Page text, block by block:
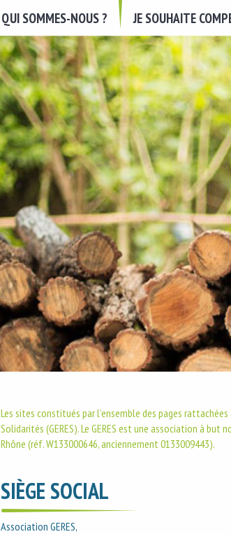
QUI SOMMES-NOUS ? JE SOUHAITE
Les sites constitués par l’ensemble des pages
Solidarités (GERES). Le GERES est une association à
Rhône (réf. W133000646, anciennement 0133009443).
SIÈGE SOCIAL
Association GERES,